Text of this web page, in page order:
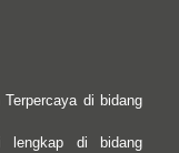
Terpercaya di bidang
lengkap di bidang